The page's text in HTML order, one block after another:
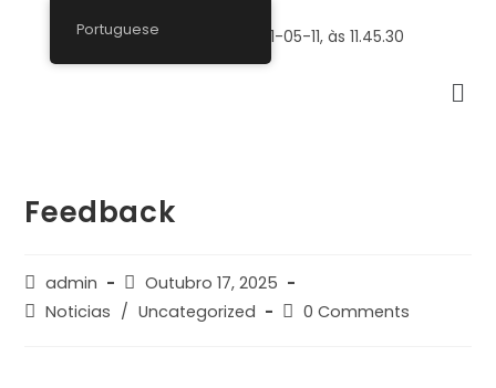
Feedback
admin
Outubro 17, 2025
Noticias / Uncategorized 0 Comments
Portuguese